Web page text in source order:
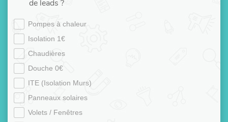
de leads ?
Pompes à chaleur
Isolation 1€
Chaudières
Douche 0€
ITE (Isolation Murs)
Panneaux solaires
Volets / Fenêtres